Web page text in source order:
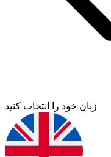
زبان خود را انتخاب کنید